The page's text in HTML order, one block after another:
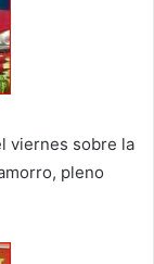
viernes sobre la
pleno